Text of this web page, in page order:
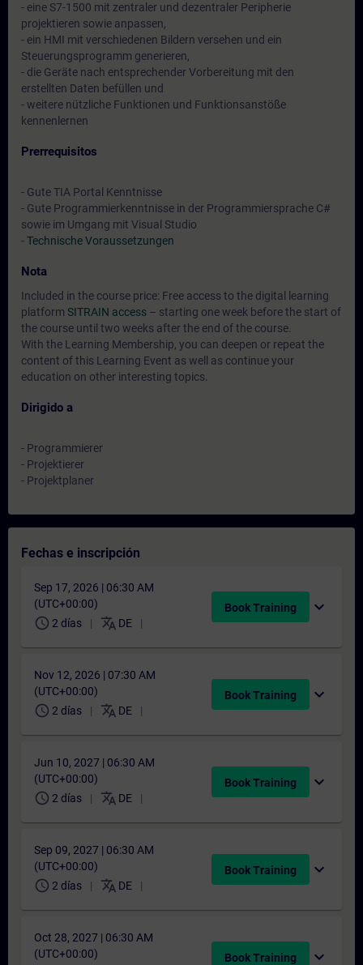
- eine S7-1500 mit zentraler und dezentraler Peripherie
projektieren sowie anpassen,
- ein HMI mit verschiedenen Bildern versehen und ein
Steuerungsprogramm generieren,
- die Geräte nach entsprechender Vorbereitung mit den
erstellten Daten befüllen und
- weitere nützliche Funktionen und Funktionsanstöße
kennenlernen
Prerrequisitos
- Gute TIA Portal Kenntnisse
- Gute Programmierkenntnisse in der Programmiersprache C#
sowie im Umgang mit Visual Studio
-Technische Voraussetzungen
Nota
Included in the course price: Free access to the digital learning
platform SITRAIN access – starting one week before the start of
the course until two weeks after the end of the course.
With the Learning Membership, you can deepen or repeat the
content of this Learning Event as well as continue your
education on other interesting topics.
Dirigido a
- Programmierer
- Projektierer
- Projektplaner
Fechas e inscripción
Sep 17, 2026 | 06:30 AM
(UTC+00:00)
schedule 2 días translate DE
Book Training expand_more
Nov 12, 2026 | 07:30 AM
(UTC+00:00)
schedule 2 días translate DE
Book Training expand_more
Jun 10, 2027 | 06:30 AM
(UTC+00:00)
schedule 2 días translate DE
Book Training expand_more
Sep 09, 2027 | 06:30 AM
(UTC+00:00)
schedule 2 días translate DE
Book Training expand_more
Oct 28, 2027 | 06:30 AM
(UTC+00:00)
Book Training expand_more